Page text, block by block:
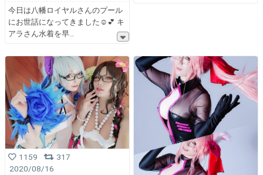
今日は八幡ロイヤルさんのプール
にお世話になってきました☺️💕 キ
アラさん水着を早
1159
317
2020/08/16